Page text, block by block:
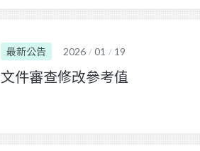
最新公告 2026 / 01 / 19
文件審查修改參考值